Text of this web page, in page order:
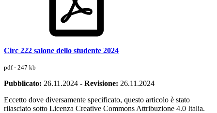
Circ 222 salone dello studente 2024
pdf - 247 kb
Pubblicato: 26.11.2024 - Revisione: 26.11.2024
Eccetto dove diversamente specificato, questo articolo è stato
rilasciato sotto Licenza Creative Commons Attribuzione 4.0 Italia.